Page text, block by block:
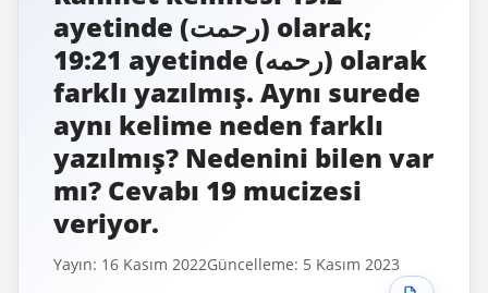
ayetinde (رحمت) olarak;
19:21 ayetinde (رحمه) olarak
farklı yazılmış. Aynı surede
aynı kelime neden farklı
yazılmış? Nedenini bilen var
mı? Cevabı 19 mucizesi
veriyor.
Yayın: 16 Kasım 2022Güncelleme: 5 Kasım 2023